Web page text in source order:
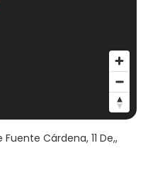
Cárdena, 11 De,,